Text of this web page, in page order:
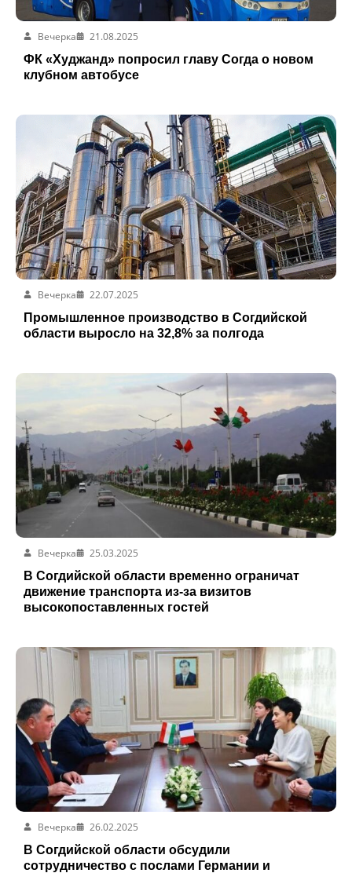
Вечерка
21.08.2025
ФК «Худжанд» попросил главу Согда о новом
клубном автобусе
Вечерка
22.07.2025
Промышленное производство в Согдийской
области выросло на 32,8% за полгода
Вечерка
25.03.2025
В Согдийской области временно ограничат
движение транспорта из-за визитов
высокопоставленных гостей
Вечерка
26.02.2025
В Согдийской области обсудили
сотрудничество с послами Германии и